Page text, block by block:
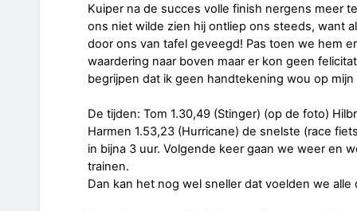
Kuiper na de succes volle finish nergens meer
ons niet wilde zien hij ontliep ons steeds, want
door ons van tafel geveegd! Pas toen we hem
waardering naar boven maar er kon geen
begrijpen dat ik geen handtekening wou op
De tijden: Tom 1.30,49 (Stinger) (op de foto)
Harmen 1.53,23 (Hurricane) de snelste (race
in bijna 3 uur. Volgende keer gaan we weer en
trainen.
Dan kan het nog wel sneller dat voelden we alle